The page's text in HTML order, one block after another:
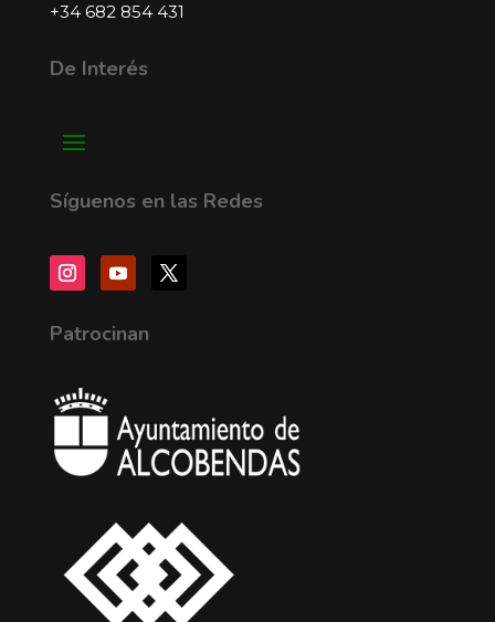
+34 682 854 431
De Interés
Síguenos en las Redes
Patrocinan